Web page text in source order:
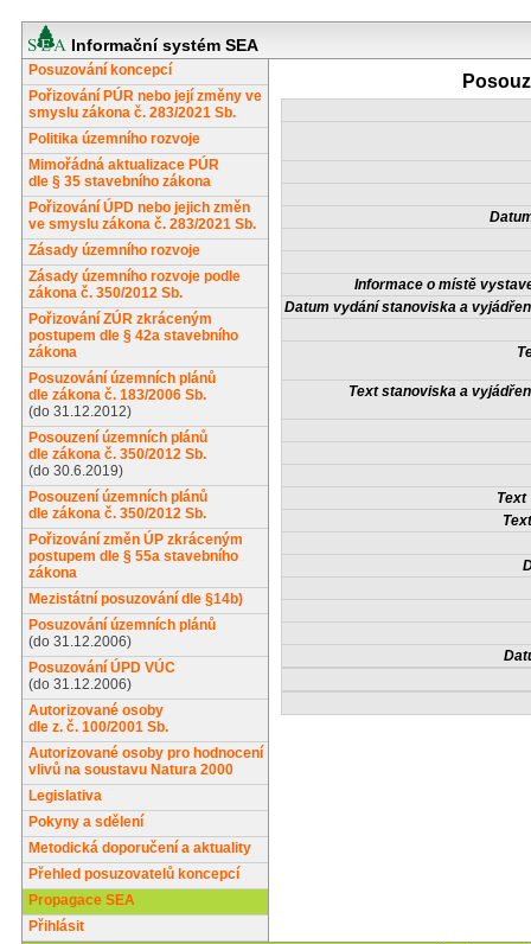
Informační systém SEA
Posuzování koncepcí
Pořizování PÚR nebo její změny ve
smyslu zákona č. 283/2021 Sb.
Politika územního rozvoje
Mimořádná aktualizace PÚR
dle § 35 stavebního zákona
Pořizování ÚPD nebo jejich změn
ve smyslu zákona č. 283/2021 Sb.
Zásady územního rozvoje
Zásady územního rozvoje podle
zákona č. 350/2012 Sb.
Pořizování ZÚR zkráceným
postupem dle § 42a stavebního
zákona
Posuzování územních plánů
dle zákona č. 183/2006 Sb.
(do 31.12.2012)
Posouzení územních plánů
dle zákona č. 350/2012 Sb.
(do 30.6.2019)
Posouzení územních plánů
dle zákona č. 350/2012 Sb.
Pořizování změn ÚP zkráceným
postupem dle § 55a stavebního
zákona
Mezistátní posuzování dle §14b)
Posuzování územních plánů
(do 31.12.2006)
Posuzování ÚPD VÚC
(do 31.12.2006)
Autorizované osoby
dle z. č. 100/2001 Sb.
Autorizované osoby pro hodnocení
vlivů na soustavu Natura 2000
Legislativa
Pokyny a sdělení
Metodická doporučení a aktuality
Přehled posuzovatelů koncepcí
Propagace SEA
Přihlásit
Informace o místě
Datum vydání stanoviska a
Text stanoviska a
Text